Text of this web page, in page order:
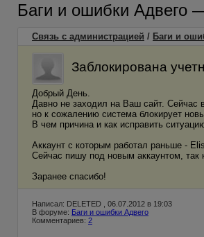
Баги и ошибки Адвего
Связь с администрацией / Баги и
Заблокирована
Добрый День.
Давно не заходил на Ваш сайт. Сейчас
но к сожалению система блокирует
В чем причина и как исправить
Аккаунт с которым работал раньше -
Сейчас пишу под новым аккаунтом, так
Заранее спасибо!
Написал: DELETED , 06.07.2012 в 19:03
В форуме: Баги и ошибки Адвего
Комментариев: 2